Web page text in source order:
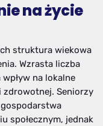
na życie
struktura wiekowa
Wzrasta liczba
na lokalne
zdrowotnej. Seniorzy
społecznym, jednak